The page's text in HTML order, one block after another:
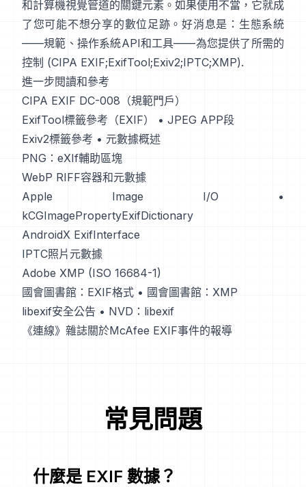
和計算機視覺管道的關鍵元素。如果使用不當，它就成
了您可能不想分享的數位足跡。好消息是：生態系統
——規範、操作系統API和工具——為您提供了所需的
控制 (CIPA EXIF;ExifTool;Exiv2;IPTC;XMP).
進一步閱讀和參考
CIPA EXIF DC-008（規範門戶）
ExifTool標籤參考（EXIF）
• JPEG APP段
Exiv2標籤參考 • 元數據概述
PNG：eXIf輔助區塊
WebP RIFF容器和元數據
Apple Image I/O •
kCGImagePropertyExifDictionary
AndroidX ExifInterface
IPTC照片元數據
Adobe XMP (ISO 16684-1)
國會圖書館：EXIF格式 • 國會圖書館：XMP
libexif安全公告 • NVD：libexif
《連線》雜誌關於McAfee EXIF事件的報導
常見問題
什麼是 EXIF 數據？